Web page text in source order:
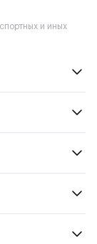
и иных